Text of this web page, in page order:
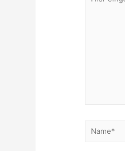
eingeben…
Name*